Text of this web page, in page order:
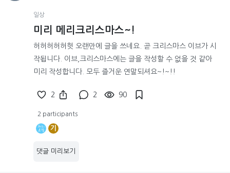
일상
미리 메리크리스마스~!
허허허허허헛 오랜만에 글을 쓰네요. 곧 크리스마스 이브가 시
작됩니다. 이브,크리스마스에는 글을 작성할 수 없을 것 같아
미리 작성합니다. 모두 즐거운 연말되셔요~!~!!
2 2 90
2 participants
기
댓글 미리보기